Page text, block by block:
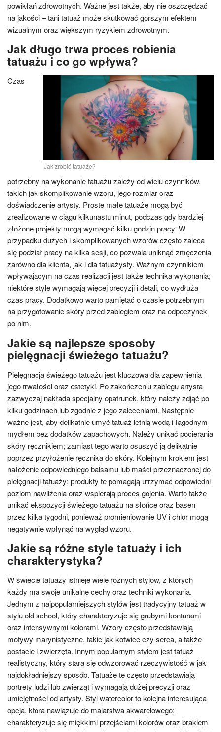
powikłań zdrowotnych. Ważne jest także, aby nie oszczędzać
na jakości – tani tatuaż może skutkować gorszym efektem
wizualnym oraz większym ryzykiem zdrowotnym.
Jak długo trwa proces robienia
tatuażu i co go wpływa?
Jak zrobić tatuaże?
Czas
potrzebny na wykonanie tatuażu zależy od wielu czynników,
takich jak skomplikowanie wzoru, jego rozmiar oraz
doświadczenie artysty. Proste małe tatuaże mogą być
zrealizowane w ciągu kilkunastu minut, podczas gdy bardziej
złożone projekty mogą wymagać kilku godzin pracy. W
przypadku dużych i skomplikowanych wzorów często zaleca
się podział pracy na kilka sesji, co pozwala uniknąć zmęczenia
zarówno dla klienta, jak i dla tatuażysty. Ważnym czynnikiem
wpływającym na czas realizacji jest także technika wykonania;
niektóre style wymagają więcej precyzji i detali, co wydłuża
czas pracy. Dodatkowo warto pamiętać o czasie potrzebnym
na przygotowanie skóry przed zabiegiem oraz na odpoczynek
po nim.
Jakie są najlepsze sposoby
pielęgnacji świeżego tatuażu?
Pielęgnacja świeżego tatuażu jest kluczowa dla zapewnienia
jego trwałości oraz estetyki. Po zakończeniu zabiegu artysta
zazwyczaj nakłada specjalny opatrunek, który należy zdjąć po
kilku godzinach lub zgodnie z jego zaleceniami. Następnie
ważne jest, aby delikatnie umyć tatuaż letnią wodą i łagodnym
mydłem bez dodatków zapachowych. Należy unikać pocierania
skóry ręcznikiem; zamiast tego warto osuszyć ją delikatnie
poprzez przyłożenie ręcznika do skóry. Kolejnym krokiem jest
nałożenie odpowiedniego balsamu lub maści przeznaczonej do
pielęgnacji tatuaży; produkty te pomagają utrzymać odpowiedni
poziom nawilżenia oraz wspierają proces gojenia. Warto także
unikać ekspozycji świeżego tatuażu na słońce oraz basen
przez kilka tygodni, ponieważ promieniowanie UV i chlor mogą
negatywnie wpłynąć na wygląd wzoru.
Jakie są różne style tatuaży i ich
charakterystyka?
W świecie tatuaży istnieje wiele różnych stylów, z których
każdy ma swoje unikalne cechy oraz techniki wykonania.
Jednym z najpopularniejszych stylów jest tradycyjny tatuaż w
stylu old school, który charakteryzuje się grubymi konturami
oraz intensywnymi kolorami. Wzory często przedstawiają
motywy marynistyczne, takie jak kotwice czy serca, a także
postacie i zwierzęta. Innym popularnym stylem jest tatuaż
realistyczny, który stara się odwzorować rzeczywistość w jak
najdokładniejszy sposób. Tatuaże te często przedstawiają
portrety ludzi lub zwierząt i wymagają dużej precyzji oraz
umiejętności od artysty. Styl watercolor to kolejna interesująca
opcja, która nawiązuje do malarstwa akwarelowego;
charakteryzuje się miękkimi przejściami kolorów oraz brakiem